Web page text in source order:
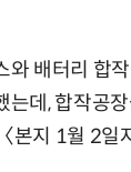
와 배터리 합
는데, 합작공
본지 1월 2일